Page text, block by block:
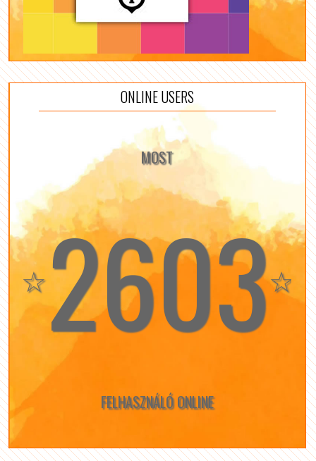
ONLINE USERS
MOST
☆2603☆
FELHASZNÁLÓ ONLINE